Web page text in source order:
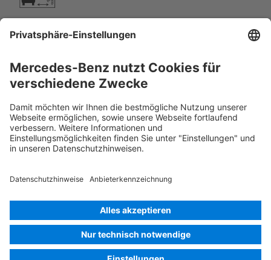
Klimaanlage
Gefahr, niedrige Temperatur
Rettungskarte PKW Version 07/2026 04.6 ID-Nr.: 118.6
© 2026Mercedes-Benz AG
Anbieterkennzeichnung
Cookie Einstellungen
Datenschutz
Rechtliche Hinweise